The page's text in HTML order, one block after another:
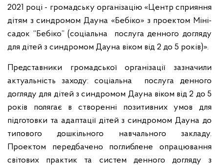
2021 році - громадську організацію «Центр сприяння
дітям з синдромом Дауна «Бебіко» з проектом Міні-
садок “Бебіко” (соціальна послуга денного догляду
для дітей з синдромом Дауна віком від 2 до 5 років)».
Представники громадської організації зазначили
актуальність заходу: соціальна послуга денного
догляду для дітей з синдромом Дауна віком від 2 до 5
років полягає в створенні позитивних умов для
підготовки та адаптації дітей з синдромом Дауна до
типового дошкільного навчального закладу.
Проектом передбачено поглиблене опрацювання
світових практик та систем денного догляду з